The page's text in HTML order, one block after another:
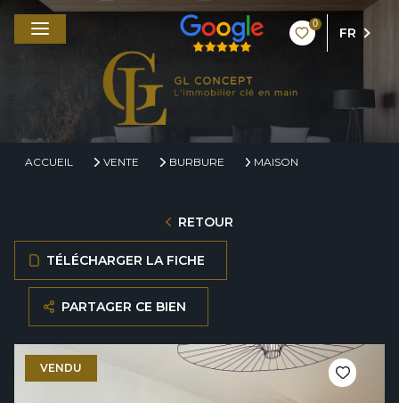
0
FR
ACCUEIL VENTE BURBURE MAISON
RETOUR
TÉLÉCHARGER LA FICHE
PARTAGER CE BIEN
VENDU